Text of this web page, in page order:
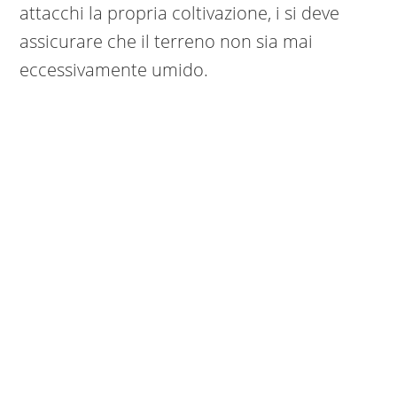
attacchi la propria coltivazione, i si deve
assicurare che il terreno non sia mai
eccessivamente umido.